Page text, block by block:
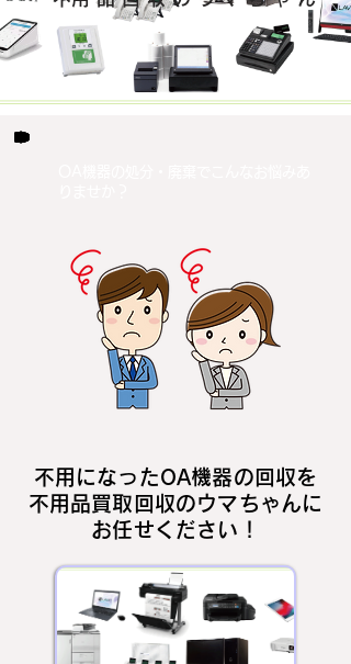
不用になったOA機器の回収を
不用品買取回収のウマちゃんに
お任せください！